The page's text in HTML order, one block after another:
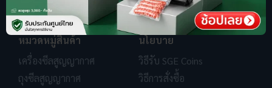
หมวดหมู่สินค้า
เครื่องซีลสูญญากาศ
ถุงซีลสูญญากาศ
นโยบาย
วิธีรับ SGE Coins
วิธีการสั่งซื้อ